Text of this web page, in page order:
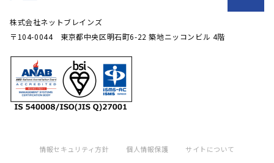
株式会社ネットブレインズ
〒104-0044 東京都中央区明石町6-22 築地ニッコンビル 4階
情報セキュリティ方針 個人情報保護 サイトについて